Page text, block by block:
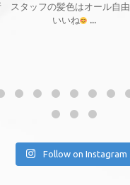
スタッフの髪色はオール自由
いいね
Follow on Instagram